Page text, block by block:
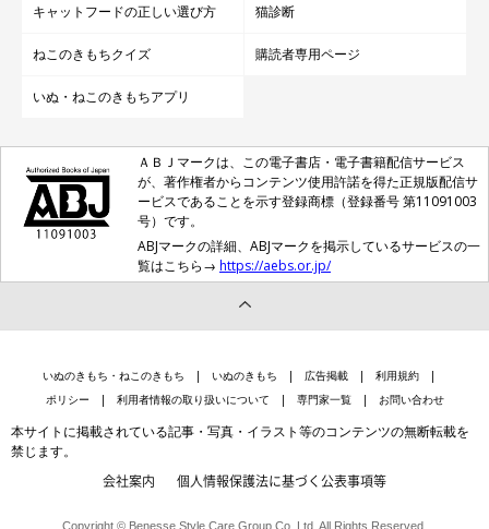
キャットフードの正しい選び方 猫診断
ねこのきもちクイズ 購読者専用ページ
いぬ・ねこのきもちアプリ
ＡＢＪマークは、この電子書店・電子書籍配信サービス
が、著作権者からコンテンツ使用許諾を得た正規版配信サ
ービスであることを示す登録商標（登録番号 第11091003
号）です。
ABJマークの詳細、ABJマークを掲示しているサービスの一
覧はこちら→ https://aebs.or.jp/
いぬのきもち・ねこのきもち いぬのきもち 広告掲載
利用規約
ポリシー
利用者情報の取り扱いについて 専門家一覧 お問い合わせ
本サイトに掲載されている記事・写真・イラスト等のコンテンツの無断転載を
禁じます。
会社案内 個人情報保護法に基づく公表事項等
Copyright © Benesse Style Care Group Co.,Ltd. All Rights Reserved.